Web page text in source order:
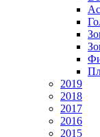
2019
2018
2017
2016
2015